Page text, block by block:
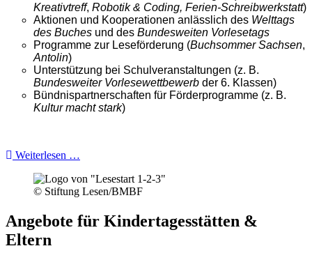
Kreativtreff, Robotik & Coding, Ferien-Schreibwerkstatt)
Aktionen und Kooperationen anlässlich des Welttags
des Buches und des Bundesweiten Vorlesetags
Programme zur Leseförderung (Buchsommer Sachsen,
Antolin)
Unterstützung bei Schulveranstaltungen (z. B.
Bundesweiter Vorlesewettbewerb der 6. Klassen)
Bündnispartnerschaften für Förderprogramme (z. B.
Kultur macht stark)
Weiterlesen …
© Stiftung Lesen/BMBF
Angebote für Kindertagesstätten &
Eltern